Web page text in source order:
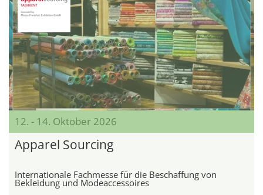
12. - 14. Oktober 2026
Apparel Sourcing
Internationale Fachmesse für die Beschaffung von
Bekleidung und Modeaccessoires